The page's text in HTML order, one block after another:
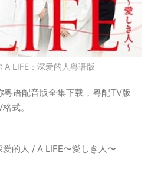
A LIFE：深爱的人粤语版
粤语配音版全集下载，粤配TV版
式。
的人 / A LIFE〜愛しき人〜